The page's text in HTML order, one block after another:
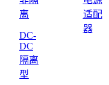
离
DC-
DC
隔离
型
适配
器